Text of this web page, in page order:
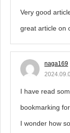
Very good
great article on
naga169
I have read
bookmarking
I wonder how